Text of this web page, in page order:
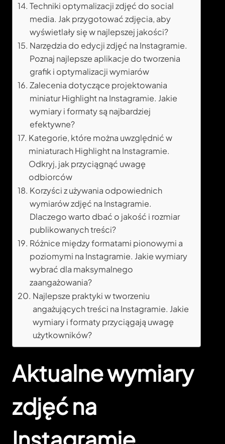
Techniki optymalizacji zdjęć do social
media. Jak przygotować zdjęcia, aby
wyświetlały się w najlepszej jakości?
Narzędzia do edycji zdjęć na Instagramie.
Poznaj najlepsze aplikacje do tworzenia
grafik i optymalizacji wymiarów
Zalecenia dotyczące projektowania
miniatur Highlight na Instagramie. Jakie
wymiary i formaty są najbardziej
efektywne?
Kategorie, które można uwzględnić w
miniaturach Highlight na Instagramie.
Odkryj, jak przyciągnąć uwagę
odbiorców
Korzyści z używania odpowiednich
wymiarów zdjęć na Instagramie.
Dlaczego warto dbać o jakość i rozmiar
publikowanych treści?
Różnice między formatami pionowymi a
poziomymi na Instagramie. Jakie wymiary
wybrać dla maksymalnego
zaangażowania?
Najlepsze praktyki w tworzeniu
angażujących treści na Instagramie. Jakie
wymiary i formaty przyciągają uwagę
użytkowników?
Aktualne wymiary
zdjęć na